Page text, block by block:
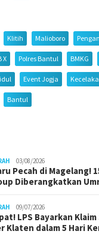
Klitih Malioboro
X Polres Bantul BMKG
Event Jogja
Bantul
03/08/2026
Pecah di Magelang!
Diberangkatkan
09/07/2026
LPS Bayarkan
Klaten dalam 5 Hari